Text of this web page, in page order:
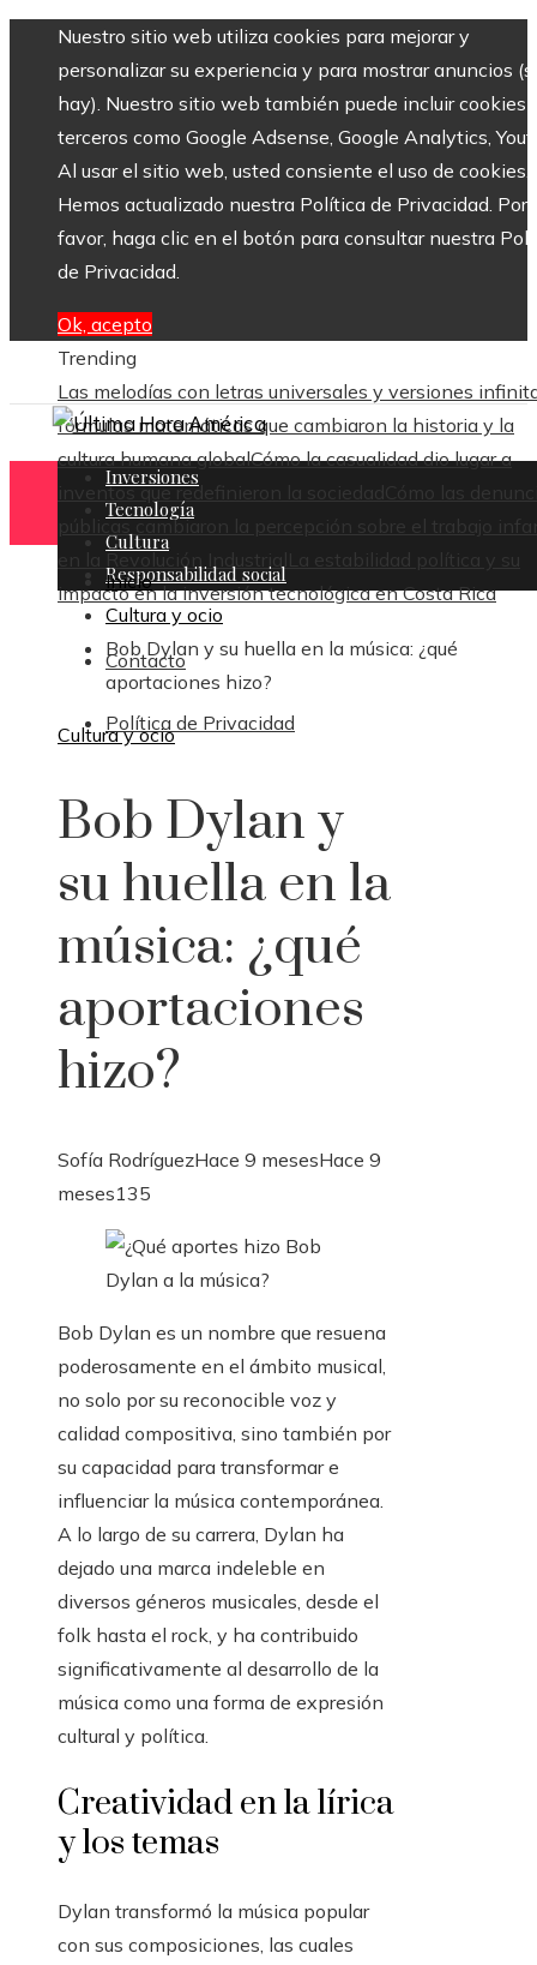
Nuestro sitio web utiliza cookies para mejorar y
personalizar su experiencia y para mostrar anuncios
hay). Nuestro sitio web también puede incluir cookies
terceros como Google Adsense, Google Analytics,
Al usar el sitio web, usted consiente el uso de cookies.
Hemos actualizado nuestra Política de Privacidad. Por
favor, haga clic en el botón para consultar nuestra
de Privacidad.
Ok, acepto
Trending
Las melodías con letras universales y versiones
fórmulas matemáticas que cambiaron la historia y la
cultura humana globalCómo la casualidad dio lugar a
inventos que redefinieron la sociedad
Cómo las
públicas cambiaron la percepción sobre el trabajo
en la Revolución Industrial La estabilidad política y su
impacto en la inversión tecnológica en Costa Rica
Contacto
Política de Privacidad
Inversiones
Tecnología
Cultura
Responsabilidad social
Inicio
Cultura y ocio
Bob Dylan y su huella en la música: ¿qué
aportaciones hizo?
Cultura y ocio
Bob Dylan y
su huella en la
música: ¿qué
aportaciones
hizo?
Sofía RodríguezHace 9 mesesHace 9
meses135
Bob Dylan es un nombre que resuena
poderosamente en el ámbito musical,
no solo por su reconocible voz y
calidad compositiva, sino también por
su capacidad para transformar e
influenciar la música contemporánea.
A lo largo de su carrera, Dylan ha
dejado una marca indeleble en
diversos géneros musicales, desde el
folk hasta el rock, y ha contribuido
significativamente al desarrollo de la
música como una forma de expresión
cultural y política.
Creatividad en la lírica
y los temas
Dylan transformó la música popular
con sus composiciones, las cuales